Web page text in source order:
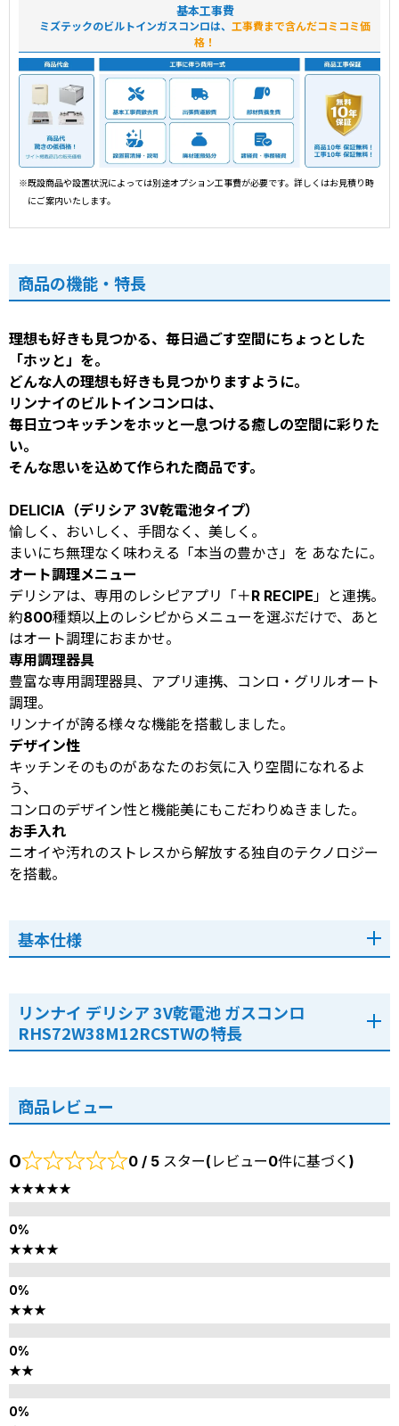
基本工事費
ミズテックのビルトインガスコンロは、 工事費まで含んだコミコミ価
格！
※既設商品や設置状況によっては別途オプション工事費が必要です。詳しくはお見積り時
にご案内いたします。
商品の機能・特長
理想も好きも見つかる、毎日過ごす空間にちょっとした
「ホッと」を。
どんな人の理想も好きも見つかりますように。
リンナイのビルトインコンロは、
毎日立つキッチンをホッと一息つける癒しの空間に彩りた
い。
そんな思いを込めて作られた商品です。
DELICIA（デリシア 3V乾電池タイプ）
愉しく、おいしく、手間なく、美しく。
まいにち無理なく味わえる「本当の豊かさ」を あなたに。
オート調理メニュー
デリシアは、専用のレシピアプリ「＋R RECIPE」と連携。
約800種類以上のレシピからメニューを選ぶだけで、あと
はオート調理におまかせ。
専用調理器具
豊富な専用調理器具、アプリ連携、コンロ・グリルオート
調理。
リンナイが誇る様々な機能を搭載しました。
デザイン性
キッチンそのものがあなたのお気に入り空間になれるよ
う、
コンロのデザイン性と機能美にもこだわりぬきました。
お手入れ
ニオイや汚れのストレスから解放する独自のテクノロジー
を搭載。
基本仕様
リンナイ デリシア 3V乾電池 ガスコンロ
RHS72W38M12RCSTWの特長
商品レビュー
0 0 / 5 スター(レビュー0件に基づく)
★★★★★
★★★★
★★★
★★